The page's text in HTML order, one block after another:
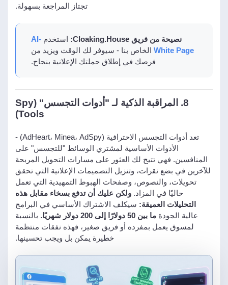
تجتاز المراجعة بسهولة.
نصيحة من فريق Cloaking.House: استخدم AI-
White Page الخاص بنا - سيوفر لك الوقت ويزيد من
فرصك في إطلاق حملتك الإعلانية بنجاح.
8. المراقبة الذكية لـ "أدوات التجسس" (Spy
Tools)
تعد أدوات التجسس الاحترافية (AdHeart، Minea، AdSpy) -
الأدوات الأساسية لمشتري الوسائط "للتجسس" على
المنافسين. فهي تتيح لك العثور على مسارات التحويل المربحة
للآخرين في بضع نقرات، وتنزيل التصميمات الإعلانية التي تحقق
تحويلات، والنصوص، وصفحات الهبوط التمهيدية التي تعمل
حاليًا في المزاد. ولكن عليك أن تدفع بسخاء مقابل هذه
التحليلات العميقة: سيكلف الاشتراك الأساسي في البرامج
عالية الجودة ما بين 50 دولارًا إلى 200 دولار شهريًا.
بالنسبة
لمسوق يعمل بمفرده أو فريق صغير، فهذه نفقات منتظمة
خطيرة يمكن بل ويجب تحسينها.